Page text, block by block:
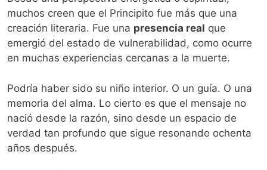
muchos creen que el Principito fue más que una
creación literaria. Fue una presencia real que
emergió del estado de vulnerabilidad, como ocurre
en muchas experiencias cercanas a la muerte.
Podría haber sido su niño interior. O un guía. O una
memoria del alma. Lo cierto es que el mensaje no
nació desde la razón, sino desde un espacio de
verdad tan profundo que sigue resonando ochenta
años después.